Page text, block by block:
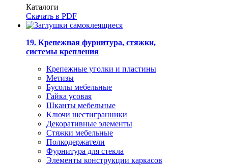
Каталоги
Скачать в PDF
19. Крепежная фурнитура, стяжки,
системы крепления
Крепежные уголки и пластины
Метизы
Бусолы мебельные
Гайка усовая
Шканты мебельные
Ключи шестигранники
Декоративные элементы
Стяжки мебельные
Полкодержатели
Фурнитура для стекла
Элементы конструкции каркасов